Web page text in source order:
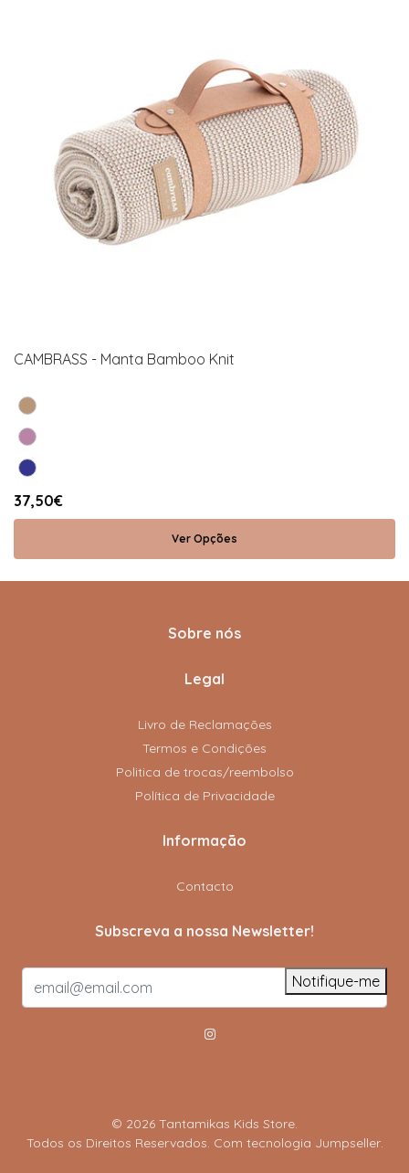
CAMBRASS - Manta Bamboo Knit
37,50€
Ver Opções
Sobre nós
Legal
Livro de Reclamações
Termos e Condições
Politica de trocas/reembolso
Política de Privacidade
Informação
Contacto
Subscreva a nossa Newsletter!
Notifique-me
© 2026 Tantamikas Kids Store.
Todos os Direitos Reservados. Com tecnologia Jumpseller.